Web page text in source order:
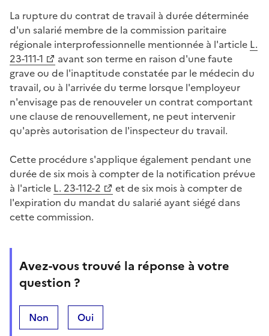
La rupture du contrat de travail à durée déterminée
d'un salarié membre de la commission paritaire
régionale interprofessionnelle mentionnée à l'article L.
23-111-1
avant son terme en raison d'une faute
grave ou de l'inaptitude constatée par le médecin du
travail, ou à l'arrivée du terme lorsque l'employeur
n'envisage pas de renouveler un contrat comportant
une clause de renouvellement, ne peut intervenir
qu'après autorisation de l'inspecteur du travail.
Cette procédure s'applique également pendant une
durée de six mois à compter de la notification prévue
à l'article L. 23-112-2
et de six mois à compter de
l'expiration du mandat du salarié ayant siégé dans
cette commission.
Avez-vous trouvé la réponse à votre
question ?
Non Oui